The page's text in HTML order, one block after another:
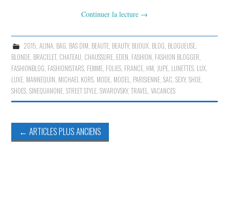
Continuer la lecture →
2015, ALINA, BAG, BAS DIM, BEAUTE, BEAUTY, BIJOUX, BLOG, BLOGUEUSE,
BLONDE, BRACELET, CHATEAU, CHAUSSURE, EDEN, FASHION, FASHION BLOGGER,
FASHIONBLOG, FASHIONISTARS, FEMME, FOLIES, FRANCE, HM, JUPE, LUNETTES, LUX,
LUXE, MANNEQUIN, MICHAEL KORS, MODE, MODEL, PARISIENNE,SAC,SEXY,SHOE,
SHOES,SINEQUANONE,STREET STYLE,SWAROVSKY,TRAVEL,VACANCES
Navigation
des
← ARTICLES PLUS ANCIENS